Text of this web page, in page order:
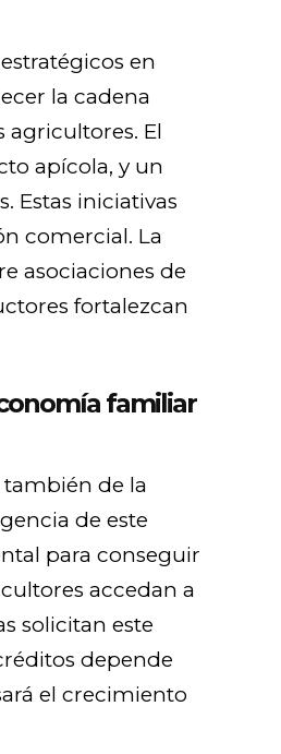
en
la cadena
agricultores. El
apícola, y un
Estas iniciativas
comercial. La
asociaciones de
fortalezcan
familiar
también de la
de este
para conseguir
accedan a
solicitan este
depende
el crecimiento